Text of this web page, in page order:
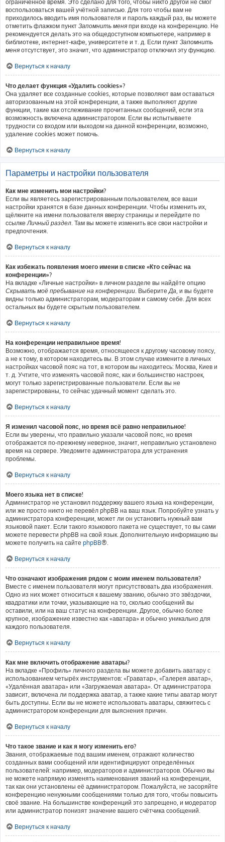
ограниченное время. Это сделано для того, чтобы никто другой не смог
воспользоваться вашей учётной записью. Для того чтобы вам не
приходилось вводить имя пользователя и пароль каждый раз, вы можете
отметить флажком пункт Запомнить меня при входе на конференцию. Не
рекомендуется делать это на общедоступном компьютере, например в
библиотеке, интернет-кафе, университете и т. д. Если пункт Запомнить
меня отсутствует, это значит, что администратор отключил эту функцию.
Вернуться к началу
Что делает функция «Удалить cookies»?
Она удаляет все созданные cookies, которые позволяют вам оставаться
авторизованным на этой конференции, а также выполняют другие
функции, такие как отслеживание прочитанных сообщений, если эта
возможность включена администратором. Если вы испытываете
трудности со входом или выходом на данной конференции, возможно,
удаление cookies может помочь.
Вернуться к началу
Параметры и настройки пользователя
Как мне изменить мои настройки?
Если вы являетесь зарегистрированным пользователем, все ваши
настройки хранятся в базе данных конференции. Чтобы изменить их,
щёлкните на имени пользователя вверху страницы и перейдите по
ссылкеЛичный раздел. Там вы можете изменить все свои настройки и
предпочтения.
Вернуться к началу
Как избежать появления моего имени в списке «Кто сейчас на
конференции»?
На вкладке «Личные настройки» в личном разделе вы найдёте опцию
Скрывать моё пребывание на конференции. ВыберитеДа, и вы будете
видны только администраторам, модераторам и самому себе. Для всех
остальных вы будете скрытым пользователем.
Вернуться к началу
На конференции неправильное время!
Возможно, отображается время, относящееся к другому часовому поясу,
а не к тому, в котором находитесь вы. В этом случае измените в личных
настройках часовой пояс на тот, в котором вы находитесь: Москва, Киев и
т. д. Учтите, что изменять часовой пояс, как и большинство настроек,
могут только зарегистрированные пользователи. Если вы не
зарегистрированы, то сейчас удачный момент сделать это.
Вернуться к началу
Я изменил часовой пояс, но время всё равно неправильное!
Если вы уверены, что правильно указали часовой пояс, но время
отображается по-прежнему неверное, значит, неправильно установлено
время на сервере. Уведомите администратора для устранения
проблемы.
Вернуться к началу
Моего языка нет в списке!
Администратор не установил поддержку вашего языка на конференции,
или же просто никто не перевёл phpBB на ваш язык. Попробуйте узнать у
администратора конференции, может ли он установить нужный вам
языковой пакет. Если такого языкового пакета не существует, то вы сами
можете перевести phpBB на свой язык. Дополнительную информацию вы
можете получить на сайте phpBB®.
Вернуться к началу
Что означают изображения рядом с моим именем пользователя?
Вместе с именем пользователя могут присутствовать два изображения.
Одно из них может относиться к вашему званию, обычно это звёздочки,
квадратики или точки, указывающие на то, сколько сообщений вы
оставили, или на ваш статус на конференции. Другое, обычно более
крупное, изображение известно как «аватара» и обычно уникально для
каждого пользователя.
Вернуться к началу
Как мне включить отображение аватары?
На вкладке «Профиль» личного раздела вы можете добавить аватару с
использованием четырёх инструментов: «Граватар», «Галерея аватар»,
«Удалённая аватара» или «Загружаемая аватара». От администратора
зависит, включена ли поддержка аватар, а также какие типы аватар могут
быть доступны. Если вы не можете использовать аватары, свяжитесь с
администратором конференции для выяснения причин.
Вернуться к началу
Что такое звание и как я могу изменить его?
Звания, отображаемые под вашим именем, отражают количество
созданных вами сообщений или идентифицируют определённых
пользователей: например, модераторов и администраторов. Обычно вы
не можете напрямую изменять наименования званий на конференции,
так как они установлены её администратором. Пожалуйста, не засоряйте
конференцию ненужными сообщениями только для того, чтобы повысить
своё звание. На большинстве конференций это запрещено, и модератор
или администратор понизят значение вашего счётчика сообщений.
Вернуться к началу